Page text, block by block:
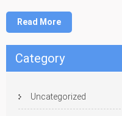
Read More
Category
Uncategorized